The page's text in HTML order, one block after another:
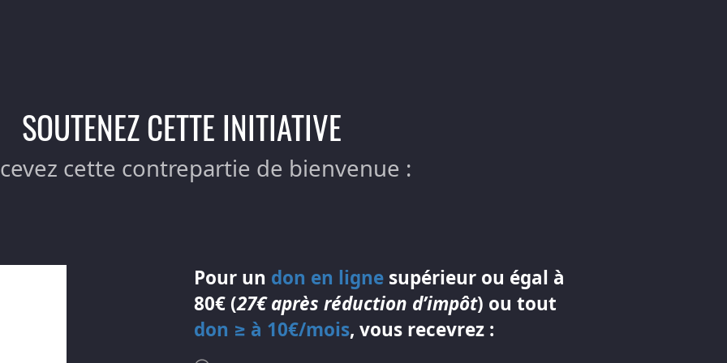
SOUTENEZ CETTE INITIATIVE
cette contrepartie de bienvenue :
Pour un don en ligne supérieur ou égal à
80€ (27€ après réduction d’impôt) ou tout
don ≥ à 10€/mois, vous recevrez :